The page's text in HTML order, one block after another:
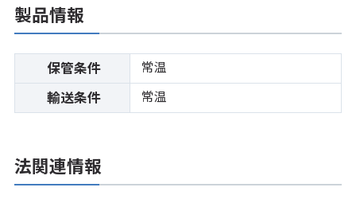
製品情報
保管条件 常温
輸送条件 常温
法関連情報